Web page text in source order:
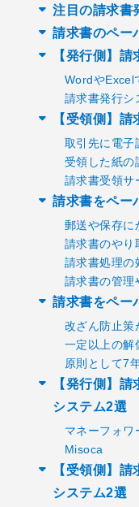
注目の請求書
請求書のペー
【発行側】
WordやExcel
請求書発行シ
【受領側】
取引先に電子
受領した紙の
請求書受領サ
請求書をペー
郵送や保存に
請求書のやり
請求書処理の
請求書の管理
請求書をペー
改ざん防止策
一定以上の解
原則として7
【発行側】
システム2選
マネーフォワ
Misoca
【受領側】
システム2選